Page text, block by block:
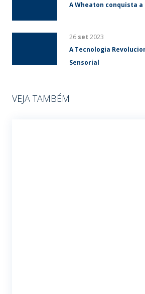
A Wheaton conquista a
26 set 2023
A Tecnologia
Sensorial
VEJA TAMBÉM